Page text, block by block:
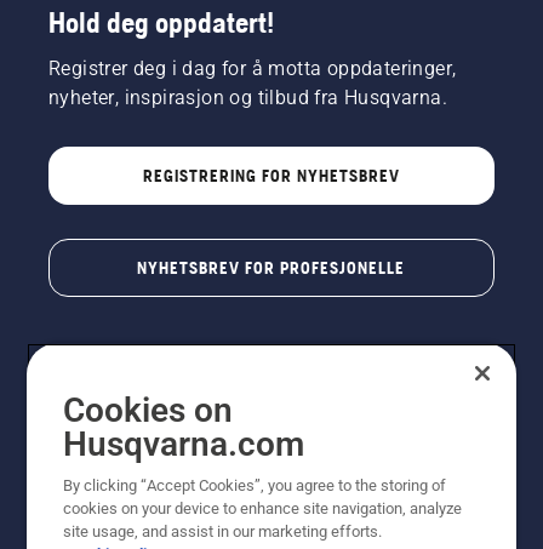
Hold deg oppdatert!
Registrer deg i dag for å motta oppdateringer,
nyheter, inspirasjon og tilbud fra Husqvarna.
REGISTRERING FOR NYHETSBREV
NYHETSBREV FOR PROFESJONELLE
© Husqvarna AB (utgiver). Med enerett. Angitte priser
Cookies on
Husqvarna.com
By clicking “Accept Cookies”, you agree to the storing of
cookies on your device to enhance site navigation, analyze
site usage, and assist in our marketing efforts.